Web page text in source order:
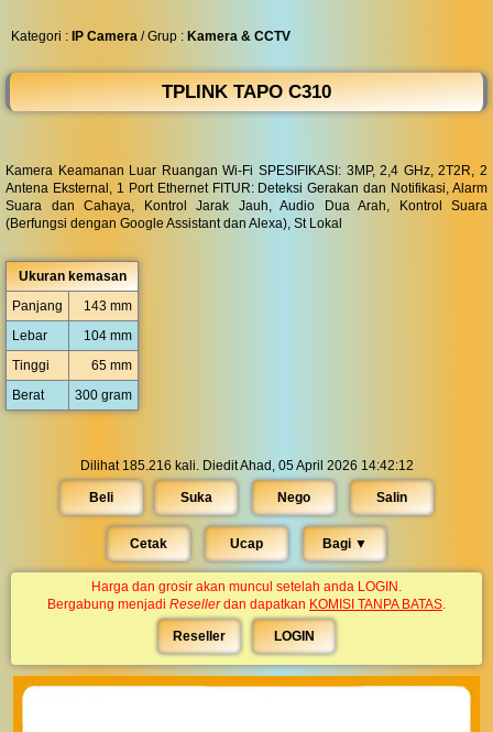
Kategori : IP Camera / Grup : Kamera & CCTV
TPLINK TAPO C310
Kamera Keamanan Luar Ruangan Wi-Fi SPESIFIKASI: 3MP, 2,4 GHz, 2T2R, 2
Antena Eksternal, 1 Port Ethernet FITUR: Deteksi Gerakan dan Notifikasi, Alarm
Suara dan Cahaya, Kontrol Jarak Jauh, Audio Dua Arah, Kontrol Suara
(Berfungsi dengan Google Assistant dan Alexa), St Lokal
Ukuran kemasan
Panjang
143 mm
Lebar
104 mm
Tinggi
65 mm
Berat
300 gram
Dilihat 185.216 kali. Diedit Ahad, 05 April 2026 14:42:12
Beli Suka Nego Salin
Cetak Ucap Bagi ▼︎
Harga dan grosir akan muncul setelah anda LOGIN.
Bergabung menjadi Resellerdan dapatkan KOMISI TANPA BATAS.
Reseller LOGIN